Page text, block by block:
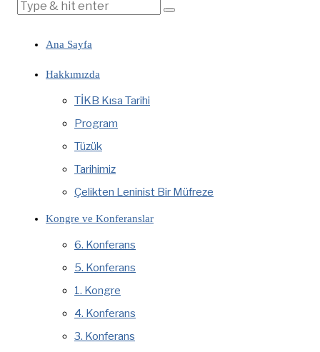
Ana Sayfa
Hakkımızda
TİKB Kısa Tarihi
Program
Tüzük
Tarihimiz
Çelikten Leninist Bir Müfreze
Kongre ve Konferanslar
6. Konferans
5. Konferans
1. Kongre
4. Konferans
3. Konferans